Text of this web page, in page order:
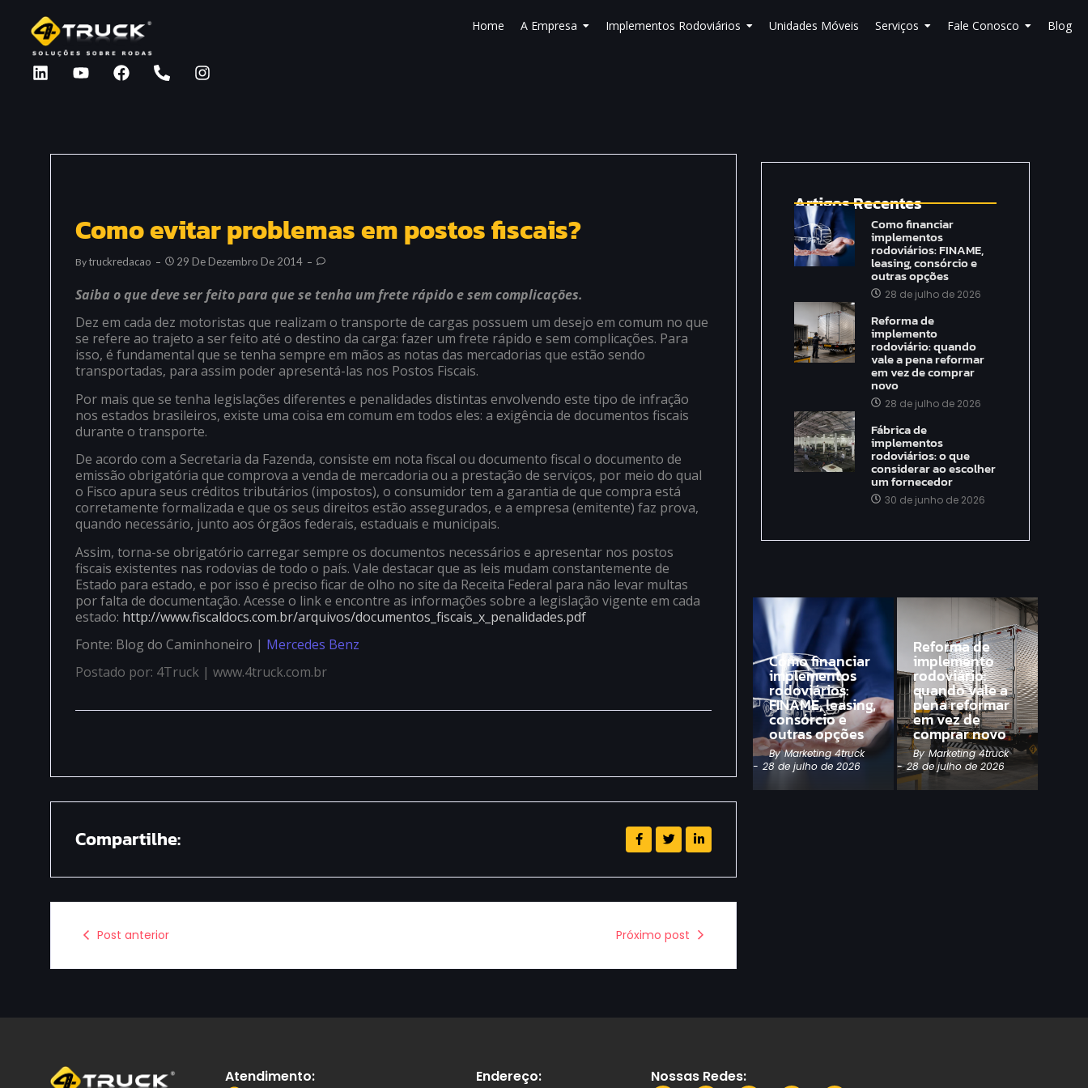
Home A Empresa Implementos Rodoviários Unidades Móveis Serviços Fale Conosco Blog
Como evitar problemas em postos fiscais?
ByTruckredacao 29 De Dezembro De 2014
Saiba o que deve ser feito para que se tenha um frete rápido e sem complicações.
Dez em cada dez motoristas que realizam o transporte de cargas possuem um desejo em comum no que
se refere ao trajeto a ser feito até o destino da carga: fazer um frete rápido e sem complicações. Para
isso, é fundamental que se tenha sempre em mãos as notas das mercadorias que estão sendo
transportadas, para assim poder apresentá-las nos Postos Fiscais.
Por mais que se tenha legislações diferentes e penalidades distintas envolvendo este tipo de infração
nos estados brasileiros, existe uma coisa em comum em todos eles: a exigência de documentos fiscais
durante o transporte.
De acordo com a Secretaria da Fazenda, consiste em nota fiscal ou documento fiscal o documento de
emissão obrigatória que comprova a venda de mercadoria ou a prestação de serviços, por meio do qual
o Fisco apura seus créditos tributários (impostos), o consumidor tem a garantia de que compra está
corretamente formalizada e que os seus direitos estão assegurados, e a empresa (emitente) faz prova,
quando necessário, junto aos órgãos federais, estaduais e municipais.
Assim, torna-se obrigatório carregar sempre os documentos necessários e apresentar nos postos
fiscais existentes nas rodovias de todo o país. Vale destacar que as leis mudam constantemente de
Estado para estado, e por isso é preciso ficar de olho no site da Receita Federal para não levar multas
por falta de documentação. Acesse o link e encontre as informações sobre a legislação vigente em cada
estado: http://www.fiscaldocs.com.br/arquivos/documentos_fiscais_x_ penalidades.pdf
Fonte: Blog do Caminhoneiro | Mercedes Benz
Postado por: 4Truck | www.4truck.com.br
Compartilhe:
Post anterior Próximo post
Artigos Recentes
Como financiar
implementos
rodoviários: FINAME,
leasing, consórcio e
outras opções
28 de julho de 2026
Reforma de
implemento
rodoviário: quando
vale a pena reformar
em vez de comprar
novo
28 de julho de 2026
Fábrica de
implementos
rodoviários: o que
considerar ao escolher
um fornecedor
30 de junho de 2026
Como financiar
implementos
rodoviários:
FINAME, leasing,
consórcio e
outras opções
By Marketing 4truck
- 28 de julho de 2026
Reforma de
implemento
rodoviário:
quando vale a
pena reformar
em vez de
comprar novo
By Marketing 4truck
- 28 de julho de 2026
Atendimento: Endereço: Nossas Redes: